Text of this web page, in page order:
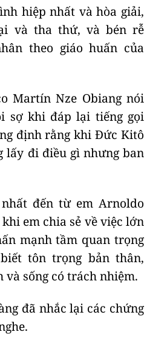
hiệp nhất và hòa giải,
và tha thứ, và bén rễ
theo giáo huấn của
Martín Nze Obiang nói
sợ khi đáp lại tiếng gọi
định rằng khi Đức Kitô
lấy đi điều gì nhưng ban
đến từ em Arnoldo
em chia sẻ về việc lớn
mạnh tầm quan trọng
tôn trọng bản thân,
sống có trách nhiệm.
đã nhắc lại các chứng